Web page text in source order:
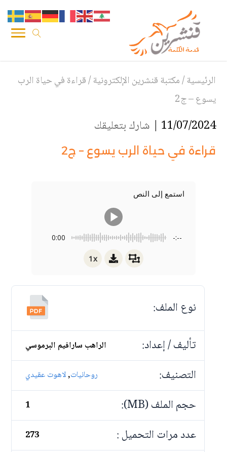
الرئيسية/مكتبة قنشرين الإلكترونية/قراءة في حياة الرب
يسوع – ج2
11/07/2024 | شارك بتعليقك
قراءة في حياة الرب يسوع – ج2
استمع إلى النص
0:00 -:--
1x
نوع الملف:
تأليف / إعداد:
الراهب سارافيم البرموسي
التصنيف: روحانيات,لاهوت عقيدي
حجم الملف (MB): 1
عدد مرات التحميل : 273